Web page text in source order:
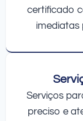
certificado
imediatas
Serviços
preciso e